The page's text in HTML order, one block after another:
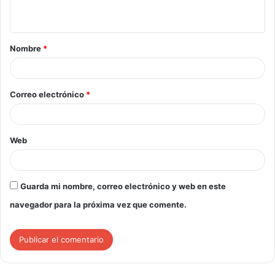
Nombre *
Correo electrónico *
Web
Guarda mi nombre, correo electrónico y web en este
navegador para la próxima vez que comente.